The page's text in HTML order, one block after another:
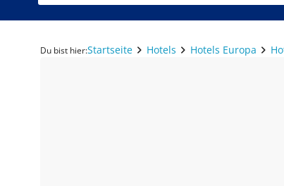
Du bist hier:Startseite Hotels Hotels Europa